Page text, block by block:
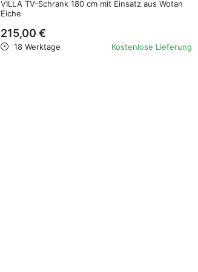
VILLA TV-Schrank 180 cm mit Einsatz aus Wotan
Eiche
215,00 €
18 Werktage Kostenlose Lieferung